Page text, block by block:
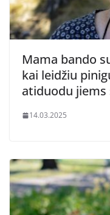
Mama bando
kai leidžiu
atiduodu jiems
14.03.2025